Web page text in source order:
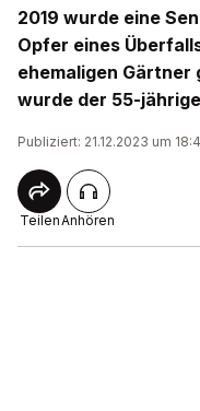
2019 wurde eine
Opfer eines
ehemaligen
wurde der 55-
Publiziert: 21.12.2023 um
TeilenAnhören